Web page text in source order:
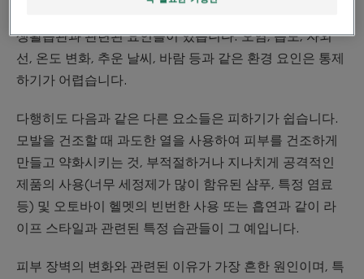
생활습관과 관련된 요인들이 있습니다. 오염, 습도, 자외
선, 온도 변화, 추운 날씨, 바람 등과 같은 환경 요인은 통제
하기가 어렵습니다.
다행히도 다음과 같은 다른 요소들은 피하기가 쉽습니다.
모발을 건조할 때 과도한 열을 사용하여 피부를 건조하게
만들고 약화시키는 것, 부적절하거나 지나치게 공격적인
제품의 사용(너무 세정제가 많이 함유된 샴푸, 특정 염료
등) 및 오토바이 헬멧의 빈번한 사용 또는 흡연과 같이 라
이프 스타일과 관련된 특정 습관들이 그 예입니다.
피부 장벽의 변화와 관련된 이유가 가장 흔한 원인이며, 특